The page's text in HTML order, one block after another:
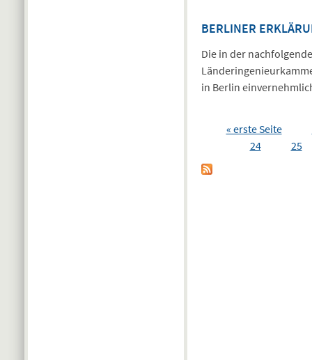
BERLINER
Die in der
in Berlin
Seiten« erste Seite
24
25